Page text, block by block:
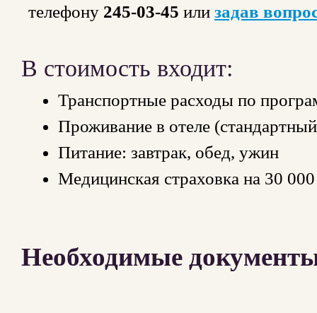
телефону 245-03-45 или задав
В стоимость входит:
Транспортные расходы по
Проживание в отеле
Питание: завтрак, обед, ужин
Медицинская страховка на 30
Необходимые